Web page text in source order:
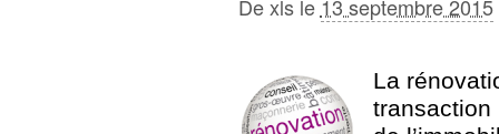
De xls le 13 septembre 2015
La
transaction